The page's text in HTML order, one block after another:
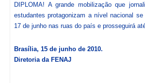
DIPLOMA! A grande mobilização que
estudantes protagonizam a nível nacional
17 de junho nas ruas do país e prosseguirá
Brasília, 15 de junho de 2010.
Diretoria da FENAJ